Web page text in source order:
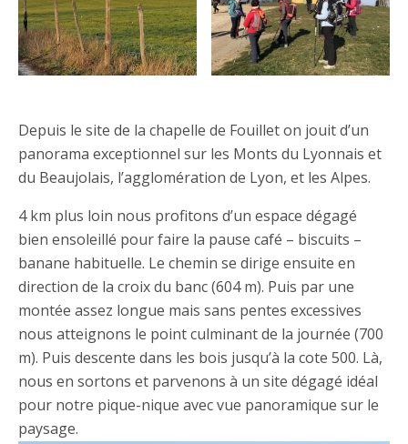
Depuis le site de la chapelle de Fouillet on jouit d’un
panorama exceptionnel sur les Monts du Lyonnais et
du Beaujolais, l’agglomération de Lyon, et les Alpes.
4 km plus loin nous profitons d’un espace dégagé
bien ensoleillé pour faire la pause café – biscuits –
banane habituelle. Le chemin se dirige ensuite en
direction de la croix du banc (604 m). Puis par une
montée assez longue mais sans pentes excessives
nous atteignons le point culminant de la journée (700
m). Puis descente dans les bois jusqu’à la cote 500. Là,
nous en sortons et parvenons à un site dégagé idéal
pour notre pique-nique avec vue panoramique sur le
paysage.